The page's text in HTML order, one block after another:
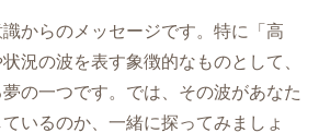
からのメッセージです。特に「高
況の波を表す象徴的なものとして、
の一つです。では、その波があなた
いるのか、一緒に探ってみましょ